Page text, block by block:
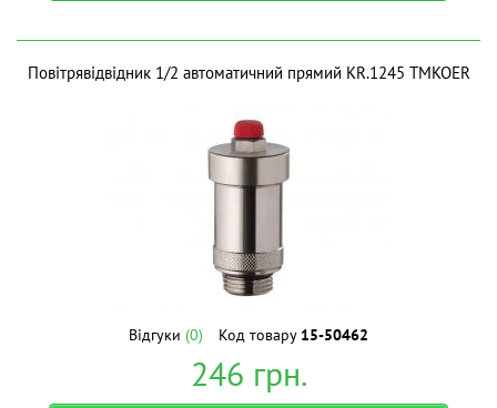
Повітрявідвідник 1/2 автоматичний прямий KR.1245 ТМKOER
Відгуки (0) Код товару 15-50462
246 грн.